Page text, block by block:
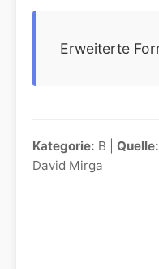
Erweiterte
Kategorie: B | Quelle:
David Mirga